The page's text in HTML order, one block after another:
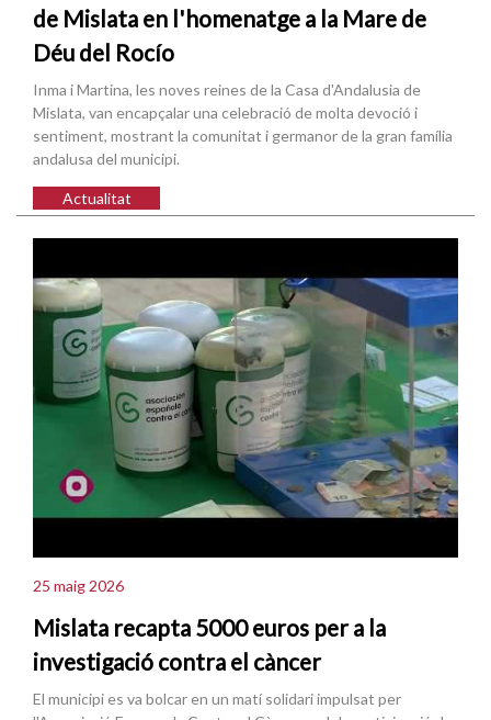
de Mislata en l'homenatge a la Mare de
Déu del Rocío
Inma i Martina, les noves reines de la Casa d'Andalusia de
Mislata, van encapçalar una celebració de molta devoció i
sentiment, mostrant la comunitat i germanor de la gran família
andalusa del municipi.
Actualitat
25 maig 2026
Mislata recapta 5000 euros per a la
investigació contra el càncer
El municipi es va bolcar en un matí solidari impulsat per